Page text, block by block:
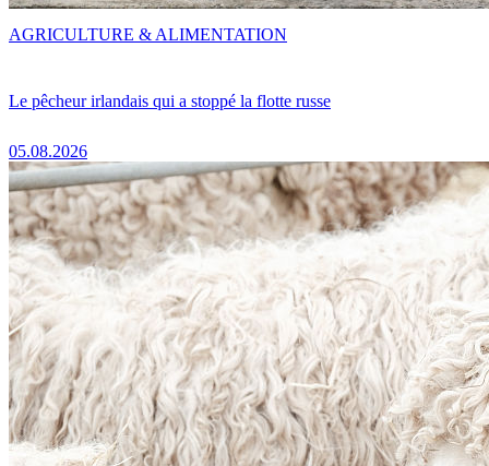
Le pêcheur irlandais qui a stoppé la flotte russe
05.08.2026
AGRICULTURE & ALIMENTATION